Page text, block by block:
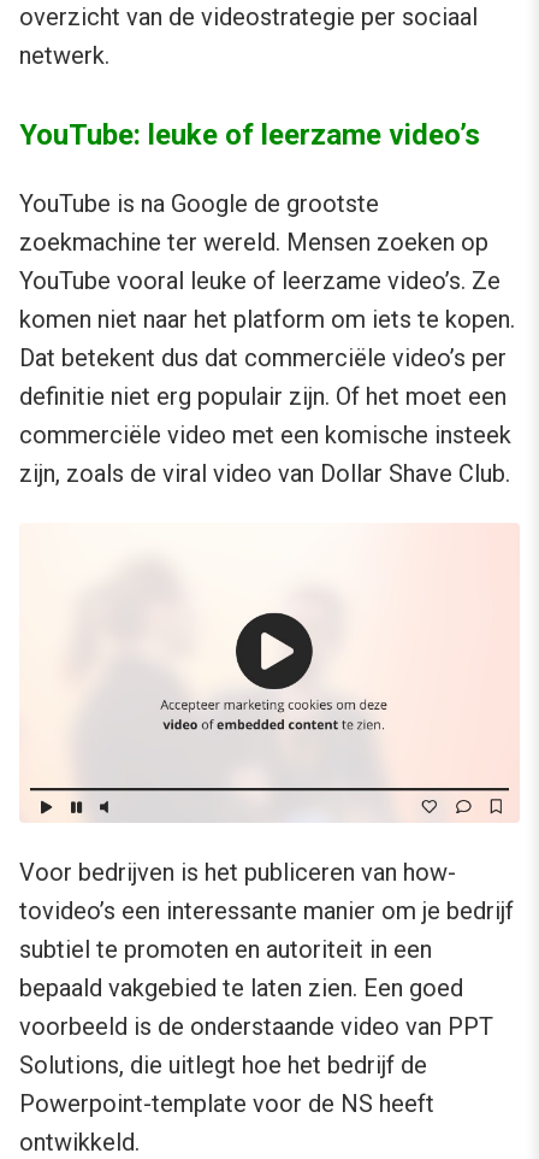
overzicht van de videostrategie per sociaal
netwerk.
YouTube: leuke of leerzame video’s
YouTube is na Google de grootste
zoekmachine ter wereld. Mensen zoeken op
YouTube vooral leuke of leerzame video’s. Ze
komen niet naar het platform om iets te kopen.
Dat betekent dus dat commerciële video’s per
definitie niet erg populair zijn. Of het moet een
commerciële video met een komische insteek
zijn, zoals de viral video van Dollar Shave Club.
Voor bedrijven is het publiceren van how-
tovideo’s een interessante manier om je bedrijf
subtiel te promoten en autoriteit in een
bepaald vakgebied te laten zien. Een goed
voorbeeld is de onderstaande video van PPT
Solutions, die uitlegt hoe het bedrijf de
Powerpoint-template voor de NS heeft
ontwikkeld.